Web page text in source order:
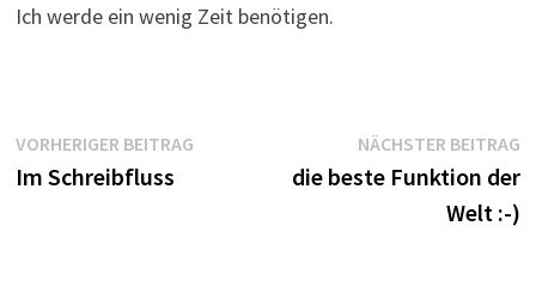
Ich werde ein wenig Zeit benötigen.
Beitragsnavigation
VORHERIGER BEITRAGVorheriger
Im Schreibfluss
NÄCHSTER BEITRAG
die beste Funktion der
Welt :-)